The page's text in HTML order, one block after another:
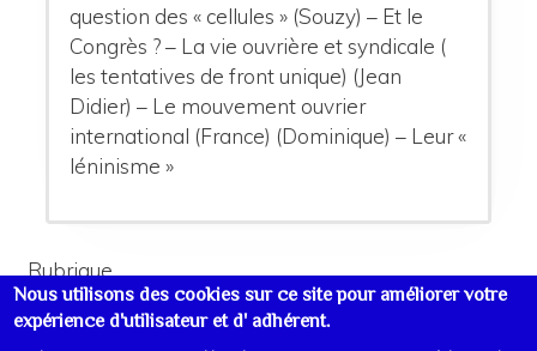
Nous utilisons des cookies sur ce site pour améliorer votre
expérience d'utilisateur et d' adhérent.
question des « cellules » (Souzy) – Et le
Congrès ? – La vie ouvrière et syndicale (
les tentatives de front unique) (Jean
Didier) – Le mouvement ouvrier
international (France) (Dominique) – Leur «
léninisme »
Rubrique
Bulletin communiste Année 1925